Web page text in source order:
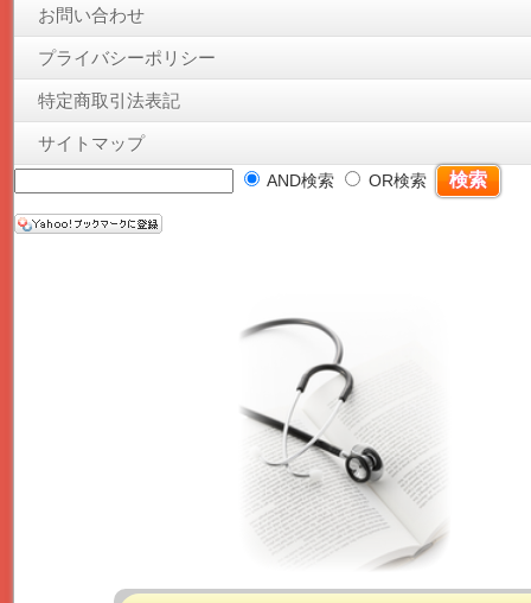
お問い合わせ
プライバシーポリシー
特定商取引法表記
サイトマップ
AND検索 OR検索